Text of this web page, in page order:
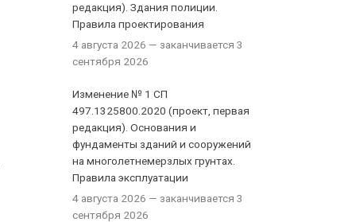
редакция). Здания полиции.
Правила проектирования
4 августа 2026 — заканчивается 3
сентября 2026
Изменение № 1 СП
497.1325800.2020 (проект, первая
редакция). Основания и
фундаменты зданий и сооружений
на многолетнемерзлых грунтах.
Правила эксплуатации
4 августа 2026 — заканчивается 3
сентября 2026